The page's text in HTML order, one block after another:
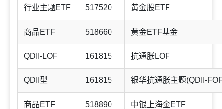
行业主题ETF 517520 黄金股ETF
商品ETF 518660 黄金ETF基金
QDII-LOF 161815 抗通胀LOF
QDII型 161815 银华抗通胀主题(QDII-
商品ETF 518890 中银上海金ETF